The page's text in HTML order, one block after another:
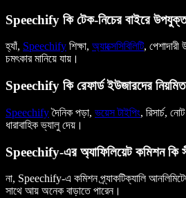
Speechify কি টেক-নিচের বাইরে
হ্যাঁ, Speechify শিক্ষা, অ্যাক্সেসিবিলিটি,
চমৎকার মানিয়ে যায়।
Speechify কি রেফার্ড ইউজারদের
Speechifyদৈনিক পড়া, ভয়েস টাইপিং, রিসার্চ,
ধারাবাহিক ভ্যালু দেয়।
Speechify-এর অ্যাফিলিয়েট কমিশন কি
না, Speechify-এ কমিশন প্র্যাকটিক্যালি
সাথে আয় অনেক বাড়াতে পারেন।